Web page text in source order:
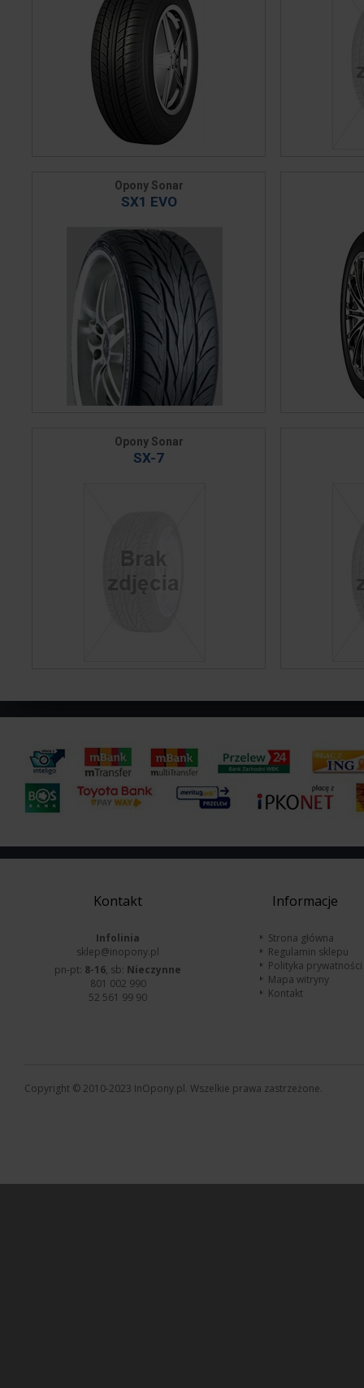
Opony Sonar
SX1 EVO
Opony Sonar
SX-7
Kontakt
Infolinia
sklep@inopony.pl
pn-pt: 8-16, sb: Nieczynne
801 002 990
52 561 99 90
Informacje
Strona główna
Regulamin sklepu
Polityka prywatności
Mapa witryny
Kontakt
Copyright © 2010-2023 InOpony.pl. Wszelkie prawa zastrzeżone.